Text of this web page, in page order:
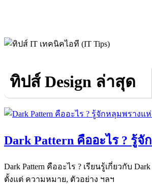
ทิปส์ Design ล่าสุด
Dark Pattern คืออะไร ? รู้
Dark Pattern คืออะไร ? เรียนรู้เกี่ยวกับ
ตั้งแต่ ความหมาย, ตัวอย่าง ฯลฯ